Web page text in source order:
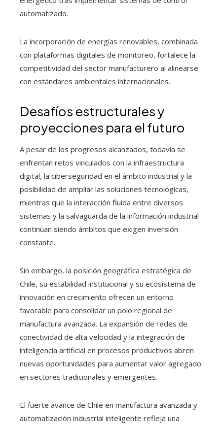
automatizado.
La incorporación de energías renovables, combinada
con plataformas digitales de monitoreo, fortalece la
competitividad del sector manufacturero al alinearse
con estándares ambientales internacionales.
Desafíos estructurales y
proyecciones para el futuro
A pesar de los progresos alcanzados, todavía se
enfrentan retos vinculados con la infraestructura
digital, la ciberseguridad en el ámbito industrial y la
posibilidad de ampliar las soluciones tecnológicas,
mientras que la interacción fluida entre diversos
sistemas y la salvaguarda de la información industrial
continúan siendo ámbitos que exigen inversión
constante.
Sin embargo, la posición geográfica estratégica de
Chile, su estabilidad institucional y su ecosistema de
innovación en crecimiento ofrecen un entorno
favorable para consolidar un polo regional de
manufactura avanzada. La expansión de redes de
conectividad de alta velocidad y la integración de
inteligencia artificial en procesos productivos abren
nuevas oportunidades para aumentar valor agregado
en sectores tradicionales y emergentes.
El fuerte avance de Chile en manufactura avanzada y
automatización industrial inteligente refleja una